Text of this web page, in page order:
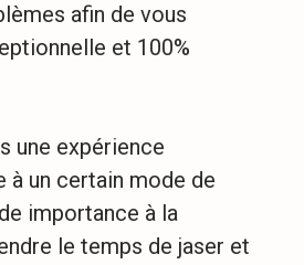
afin de vous
et 100%
une expérience
à un certain mode de
importance à la
le temps de jaser et